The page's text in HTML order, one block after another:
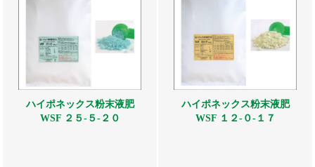
ハイポネックス粉末液肥
WSF ２５-５-２０
ハイポネックス粉末液肥
WSF １２-０-１７